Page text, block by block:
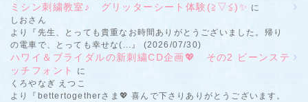
ミシン刺繍教室♪ グリッターシート体験(≧▽≦)✨ に
しおさん
より『先生、とっても貴重なお時間ありがとうございました。帰り
の電車で、とっても幸せな(...』 (2026/07/30)
ハワイ＆ブライダルの新刺繍CD企画💖 その2 ビーンステ
ッチフォント
に
くろやなぎ えつこ
より『bettertogetherさま💖 喜んで下さりありがとうございます。